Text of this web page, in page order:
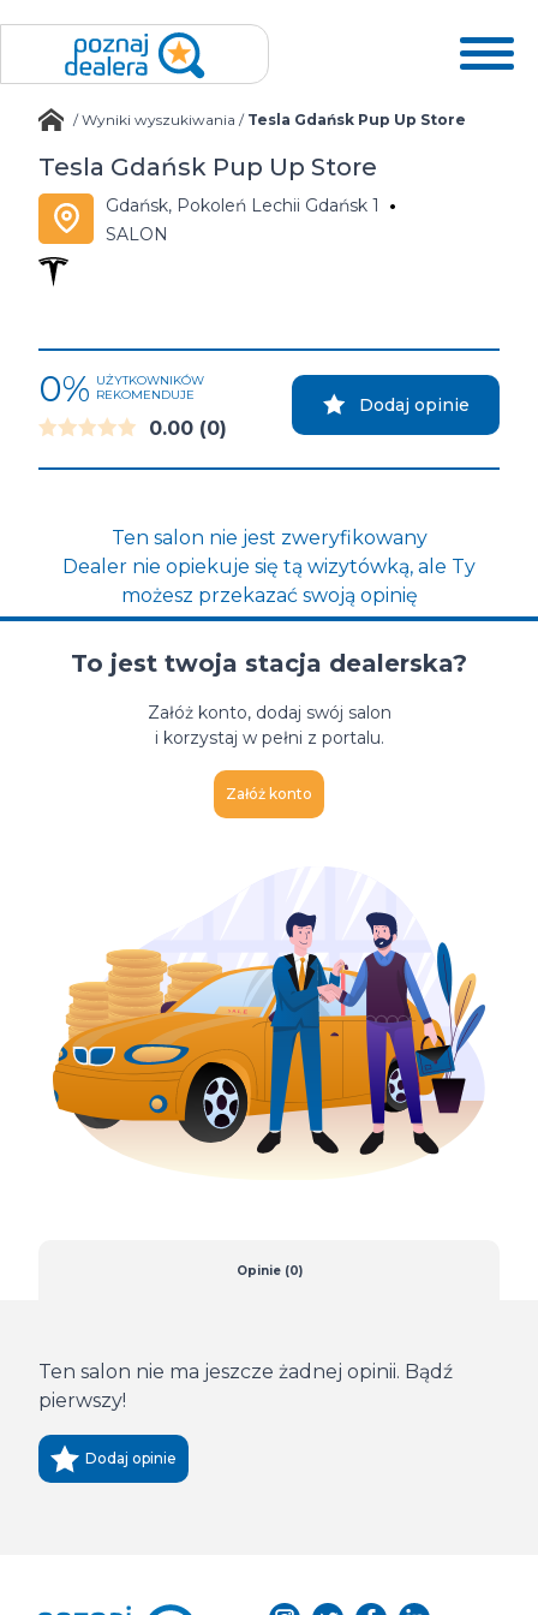
/Wyniki wyszukiwania / Tesla Gdańsk Pup Up Store
Tesla Gdańsk Pup Up Store
Gdańsk, Pokoleń Lechii Gdańsk 1
SALON
0% UŻYTKOWNIKÓW
REKOMENDUJE
0.00 (0)
Dodaj opinie
Ten salon nie jest zweryfikowany
Dealer nie opiekuje się tą wizytówką, ale Ty
możesz przekazać swoją opinię
To jest twoja stacja dealerska?
Załóż konto, dodaj swój salon
i korzystaj w pełni z portalu.
Załóż konto
Opinie (0)
Ten salon nie ma jeszcze żadnej opinii. Bądź
pierwszy!
Dodaj opinie